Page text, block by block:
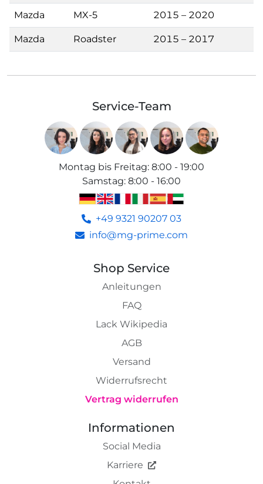
Mazda MX-5 2015 – 2020
Mazda Roadster 2015 – 2017
Service-Team
Montag bis Freitag: 8:00 - 19:00
Samstag: 8:00 - 16:00
+49 9321 90207 03
info@mg-prime.com
Shop Service
Anleitungen
FAQ
Lack Wikipedia
AGB
Versand
Widerrufsrecht
Vertrag widerrufen
Informationen
Social Media
Karriere